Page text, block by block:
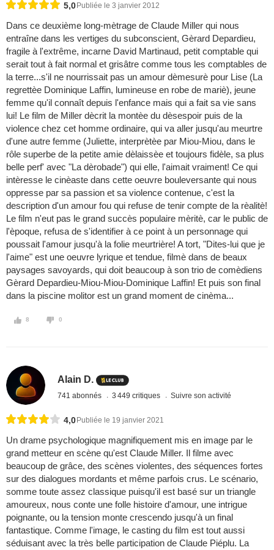
5,0 Publiée le 3 janvier 2012
Dans ce deuxième long-mètrage de Claude Miller qui nous
entraîne dans les vertiges du subconscient, Gèrard Depardieu,
fragile à l'extrême, incarne David Martinaud, petit comptable qui
serait tout à fait normal et grisâtre comme tous les comptables de
la terre...s'il ne nourrissait pas un amour dèmesurè pour Lise (La
regrettèe Dominique Laffin, lumineuse en robe de mariè), jeune
femme qu'il connaît depuis l'enfance mais qui a fait sa vie sans
lui! Le film de Miller dècrit la montèe du dèsespoir puis de la
violence chez cet homme ordinaire, qui va aller jusqu'au meurtre
d'une autre femme (Juliette, interprètèe par Miou-Miou, dans le
rôle superbe de la petite amie dèlaissèe et toujours fidèle, sa plus
belle perf' avec "La dèrobade") qui elle, l'aimait vraiment! Ce qui
intèresse le cinèaste dans cette oeuvre bouleversante qui nous
oppresse par sa passion et sa violence contenue, c'est la
description d'un amour fou qui refuse de tenir compte de la rèalitè!
Le film n'eut pas le grand succès populaire mèritè, car le public de
l'èpoque, refusa de s'identifier à ce point à un personnage qui
poussait l'amour jusqu'à la folie meurtrière! A tort, "Dites-lui que je
l'aime" est une oeuvre lyrique et tendue, filmè dans de beaux
paysages savoyards, qui doit beaucoup à son trio de comèdiens
Gèrard Depardieu-Miou-Miou-Dominique Laffin! Et puis son final
dans la piscine molitor est un grand moment de cinèma...
8 0
Alain D.
741 abonnés 3 449 critiques Suivre son activité
4,0 Publiée le 19 janvier 2021
Un drame psychologique magnifiquement mis en image par le
grand metteur en scène qu'est Claude Miller. Il filme avec
beaucoup de grâce, des scènes violentes, des séquences fortes
sur des dialogues mordants et même parfois crus. Le scénario,
somme toute assez classique puisqu'il est basé sur un triangle
amoureux, nous conte une folle histoire d'amour, une intrigue
poignante, ou la tension monte crescendo jusqu'à un final
fantastique. Comme l'image, le casting du film est tout aussi
séduisant avec la très belle participation de Claude Piéplu. La